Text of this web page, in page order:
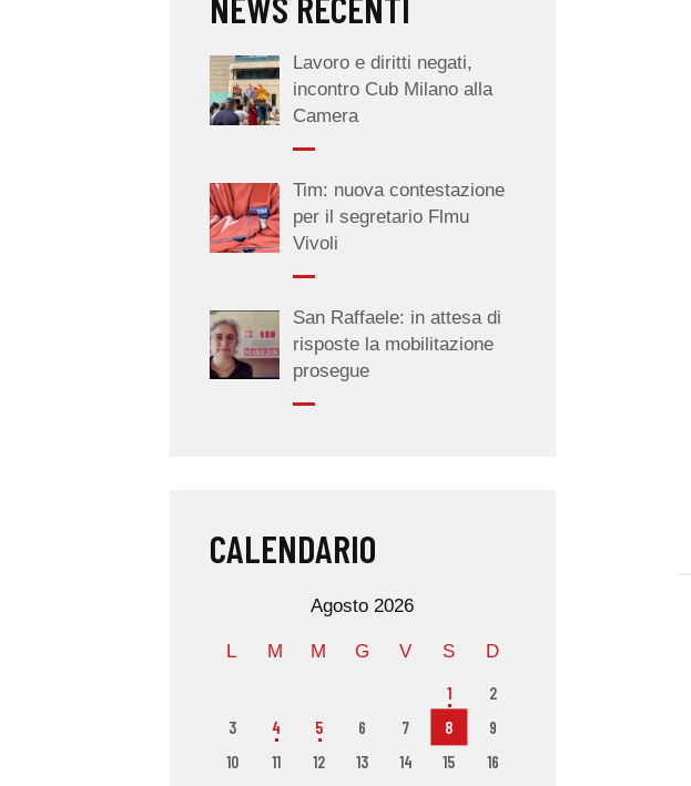
Lavoro e diritti negati,
incontro Cub Milano alla
Camera
Tim: nuova contestazione
per il segretario Flmu
Vivoli
San Raffaele: in attesa di
risposte la mobilitazione
prosegue
CALENDARIO
Agosto 2026
L M M G V S D
1
2
3
4 5 6 7 8
9
10
11 12 13 14 15
16